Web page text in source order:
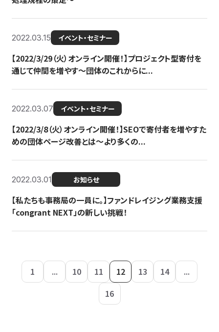
2022.03.15 イベント・セミナー
【2022/3/29（火）オンライン開催！】プロジェクト型寄付を
通じて仲間を増やす～団体のこれからに...
2022.03.07 イベント・セミナー
【2022/3/8（火）オンライン開催！】SEOで寄付者を増やすた
めの団体ページ改善とは～より多くの...
2022.03.01 お知らせ
【私たちも事務局の一員に。】ファンドレイジング業務支援
「congrant NEXT」の新しい挑戦！
1 ... 10 11 12 13 14
...
16